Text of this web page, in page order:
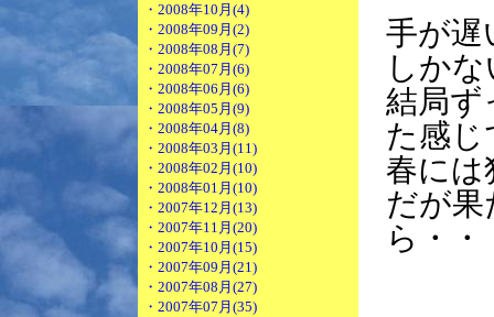
・2008年10月(4)
・2008年09月(2)
・2008年08月(7)
・2008年07月(6)
・2008年06月(6)
・2008年05月(9)
・2008年04月(8)
・2008年03月(11)
・2008年02月(10)
・2008年01月(10)
・2007年12月(13)
・2007年11月(20)
・2007年10月(15)
・2007年09月(21)
・2007年08月(27)
・2007年07月(35)
手が遅
しかな
結局ず
た感じ
春には
だが
ら・・